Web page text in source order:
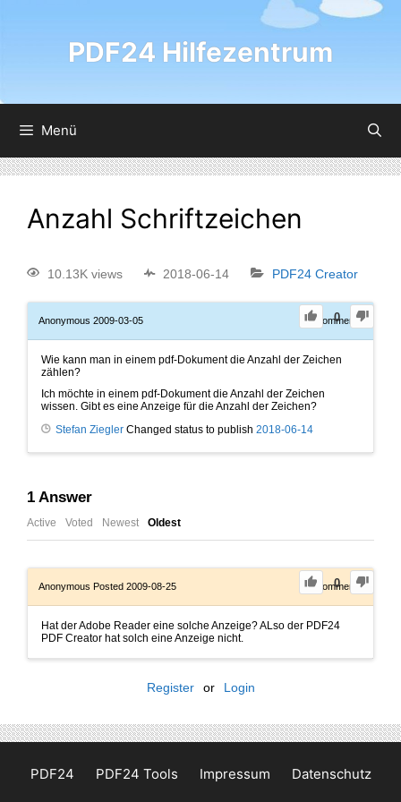
PDF24 Hilfezentrum
Menü
Anzahl Schriftzeichen
10.13K views 2018-06-14 PDF24 Creator
0
Anonymous 2009-03-05 0Comments
Wie kann man in einem pdf-Dokument die Anzahl der Zeichen
zählen?
Ich möchte in einem pdf-Dokument die Anzahl der Zeichen
wissen. Gibt es eine Anzeige für die Anzahl der Zeichen?
Stefan Ziegler Changed status to publish 2018-06-14
1 Answer
Active Voted Newest Oldest
0
Anonymous Posted 2009-08-25 0Comments
Hat der Adobe Reader eine solche Anzeige? ALso der PDF24
PDF Creator hat solch eine Anzeige nicht.
Register or Login
PDF24 PDF24 Tools Impressum Datenschutz